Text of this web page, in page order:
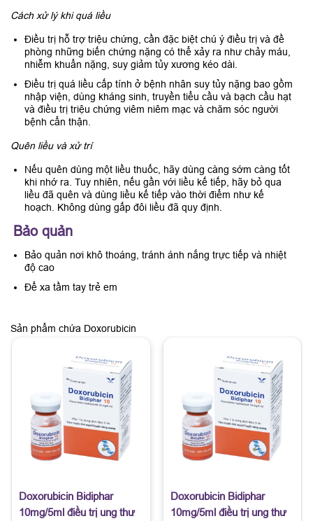
Cách xử lý khi quá liều
Điều trị hỗ trợ triệu chứng, cần đặc biệt chú ý điều trị và đề
phòng những biến chứng nặng có thể xảy ra như chảy máu,
nhiễm khuẩn nặng, suy giảm tủy xương kéo dài.
Điều trị quá liều cấp tính ở bệnh nhân suy tủy nặng bao gồm
nhập viện, dùng kháng sinh, truyền tiểu cầu và bạch cầu hạt
và điều trị triệu chứng viêm niêm mạc và chăm sóc người
bệnh cẩn thận.
Quên liều và xử trí
Nếu quên dùng một liều thuốc, hãy dùng càng sớm càng tốt
khi nhớ ra. Tuy nhiên, nếu gần với liều kế tiếp, hãy bỏ qua
liều đã quên và dùng liều kế tiếp vào thời điểm như kế
hoạch. Không dùng gấp đôi liều đã quy định.
Bảo quản
Bảo quản nơi khô thoáng, tránh ánh nắng trực tiếp và nhiệt
độ cao
Để xa tầm tay trẻ em
Sản phẩm chứa Doxorubicin
Doxorubicin Bidiphar
10mg/5ml điều trị ung thư
Doxorubicin Bidiphar
10mg/5ml điều trị ung thư